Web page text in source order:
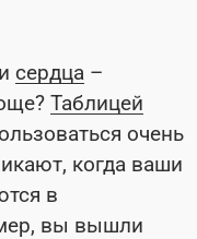
сердца –
Таблицей
очень
когда ваши
в
вы вышли